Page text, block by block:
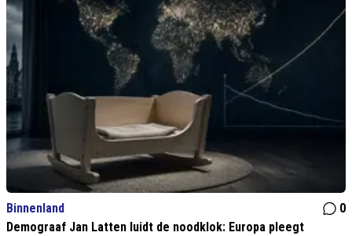
Binnenland
0
Demograaf Jan Latten luidt de noodklok: Europa pleegt